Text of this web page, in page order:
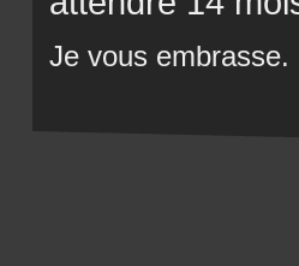
Je vous embrasse.